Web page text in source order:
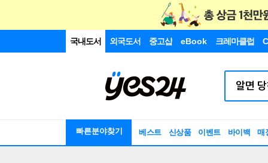
국내도서 외국도서 중고샵 eBook 크레마클럽
빠른분야찾기 베스트 신상품 이벤트 바이백 매